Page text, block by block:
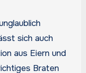
sich auch
aus Eiern und
Braten